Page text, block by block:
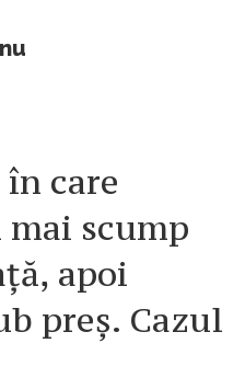
care
scump
apoi
preș. Cazul